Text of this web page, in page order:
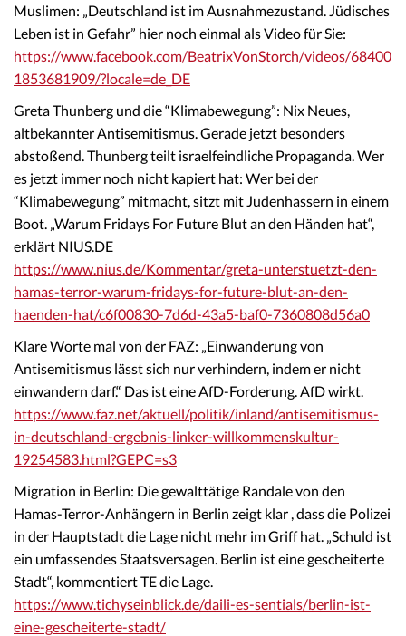
Muslimen: „Deutschland ist im Ausnahmezustand. Jüdisches
Leben ist in Gefahr” hier noch einmal als Video für Sie:
https://www.facebook.com/BeatrixVonStorch/videos/68400
1853681909/?locale=de_DE
Greta Thunberg und die “Klimabewegung”: Nix Neues,
altbekannter Antisemitismus. Gerade jetzt besonders
abstoßend. Thunberg teilt israelfeindliche Propaganda. Wer
es jetzt immer noch nicht kapiert hat: Wer bei der
“Klimabewegung” mitmacht, sitzt mit Judenhassern in einem
Boot. „Warum Fridays For Future Blut an den Händen hat“,
erklärt NIUS.DE
https://www.nius.de/Kommentar/greta-unterstuetzt-den-
hamas-terror-warum-fridays-for-future-blut-an-den-
haenden-hat/c6f00830-7d6d-43a5-baf0-7360808d56a0
Klare Worte mal von der FAZ: „Einwanderung von
Antisemitismus lässt sich nur verhindern, indem er nicht
einwandern darf.“ Das ist eine AfD-Forderung. AfD wirkt.
https://www.faz.net/aktuell/politik/inland/antisemitismus-
in-deutschland-ergebnis-linker-willkommenskultur-
19254583.html?GEPC=s3
Migration in Berlin: Die gewalttätige Randale von den
Hamas-Terror-Anhängern in Berlin zeigt klar , dass die Polizei
in der Hauptstadt die Lage nicht mehr im Griff hat. „Schuld ist
ein umfassendes Staatsversagen. Berlin ist eine gescheiterte
Stadt“, kommentiert TE die Lage.
https://www.tichyseinblick.de/daili-es-sentials/berlin-ist-
eine-gescheiterte-stadt/